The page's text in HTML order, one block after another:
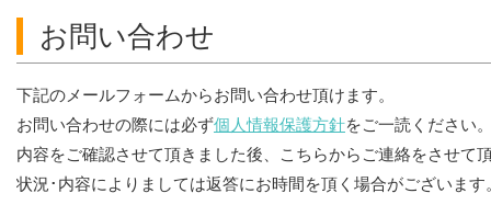
お問い合わせ
下記のメールフォームからお問い合わせ頂けます。
お問い合わせの際には必ず個人情報保護方針をご一読ください
内容をご確認させて頂きました後、こちらからご連絡をさせて
状況･内容によりましては返答にお時間を頂く場合がございま